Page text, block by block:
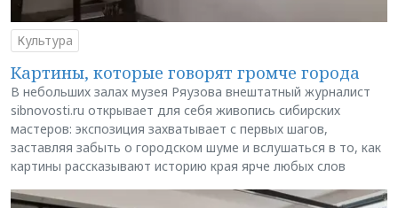
Культура
Картины, которые говорят громче города
В небольших залах музея Ряузова внештатный журналист
sibnovosti.ru открывает для себя живопись сибирских
мастеров: экспозиция захватывает с первых шагов,
заставляя забыть о городском шуме и вслушаться в то, как
картины рассказывают историю края ярче любых слов